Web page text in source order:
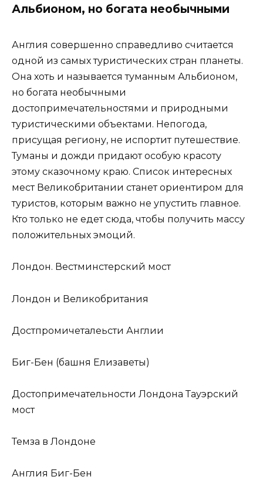
Альбионом, но богата необычными
Англия совершенно справедливо считается
одной из самых туристических стран планеты.
Она хоть и называется туманным Альбионом,
но богата необычными
достопримечательностями и природными
туристическими объектами. Непогода,
присущая региону, не испортит путешествие.
Туманы и дожди придают особую красоту
этому сказочному краю. Список интересных
мест Великобритании станет ориентиром для
туристов, которым важно не упустить главное.
Кто только не едет сюда, чтобы получить массу
положительных эмоций.
Лондон. Вестминстерский мост
Лондон и Великобритания
Достпромичеталеьсти Англии
Биг-Бен (башня Елизаветы)
Достопримечательности Лондона Тауэрский
мост
Темза в Лондоне
Англия Биг-Бен